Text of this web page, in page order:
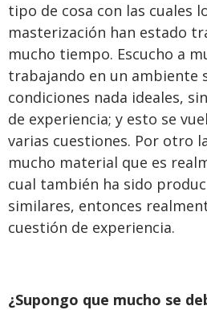
tipo de cosa con las cuales
masterización han estado
mucho tiempo. Escucho a
trabajando en un ambiente
condiciones nada ideales,
de experiencia; y esto se
varias cuestiones. Por otro
mucho material que es
cual también ha sido
similares, entonces
cuestión de experiencia.
¿Supongo que mucho se